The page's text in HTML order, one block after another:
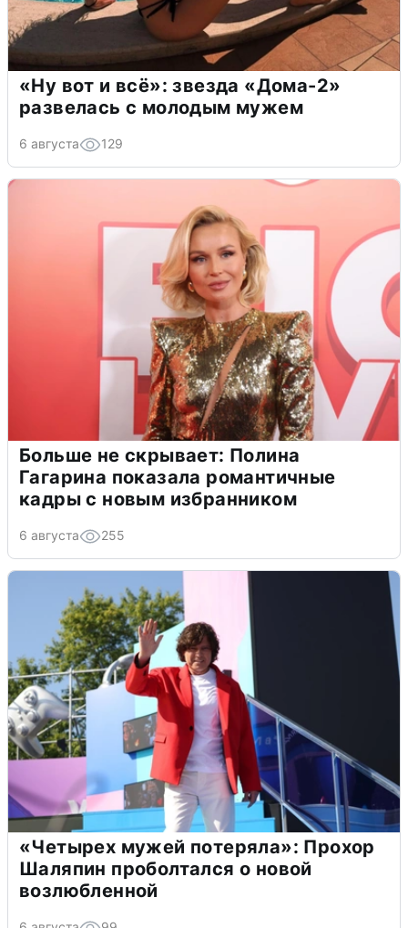
«Ну вот и всё»: звезда «Дома-2»
развелась с молодым мужем
6 августа 129
Больше не скрывает: Полина
Гагарина показала романтичные
кадры с новым избранником
6 августа 255
«Четырех мужей потеряла»: Прохор
Шаляпин проболтался о новой
возлюбленной